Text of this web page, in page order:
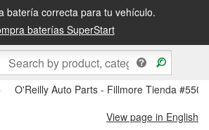
batería correcta para tu vehículo.
baterías SuperStart
al día siguiente o recógela en la tienda
O'Reilly Auto Parts - Fillmore Tienda #5501
View page in English